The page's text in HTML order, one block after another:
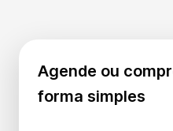
Agende ou
forma simples